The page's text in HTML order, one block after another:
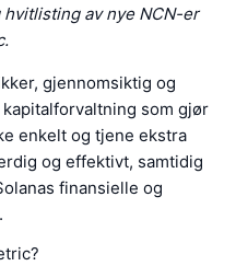
av nye NCN-er
gjennomsiktig og
som gjør
enkelt og tjene ekstra
og effektivt, samtidig
finansielle og